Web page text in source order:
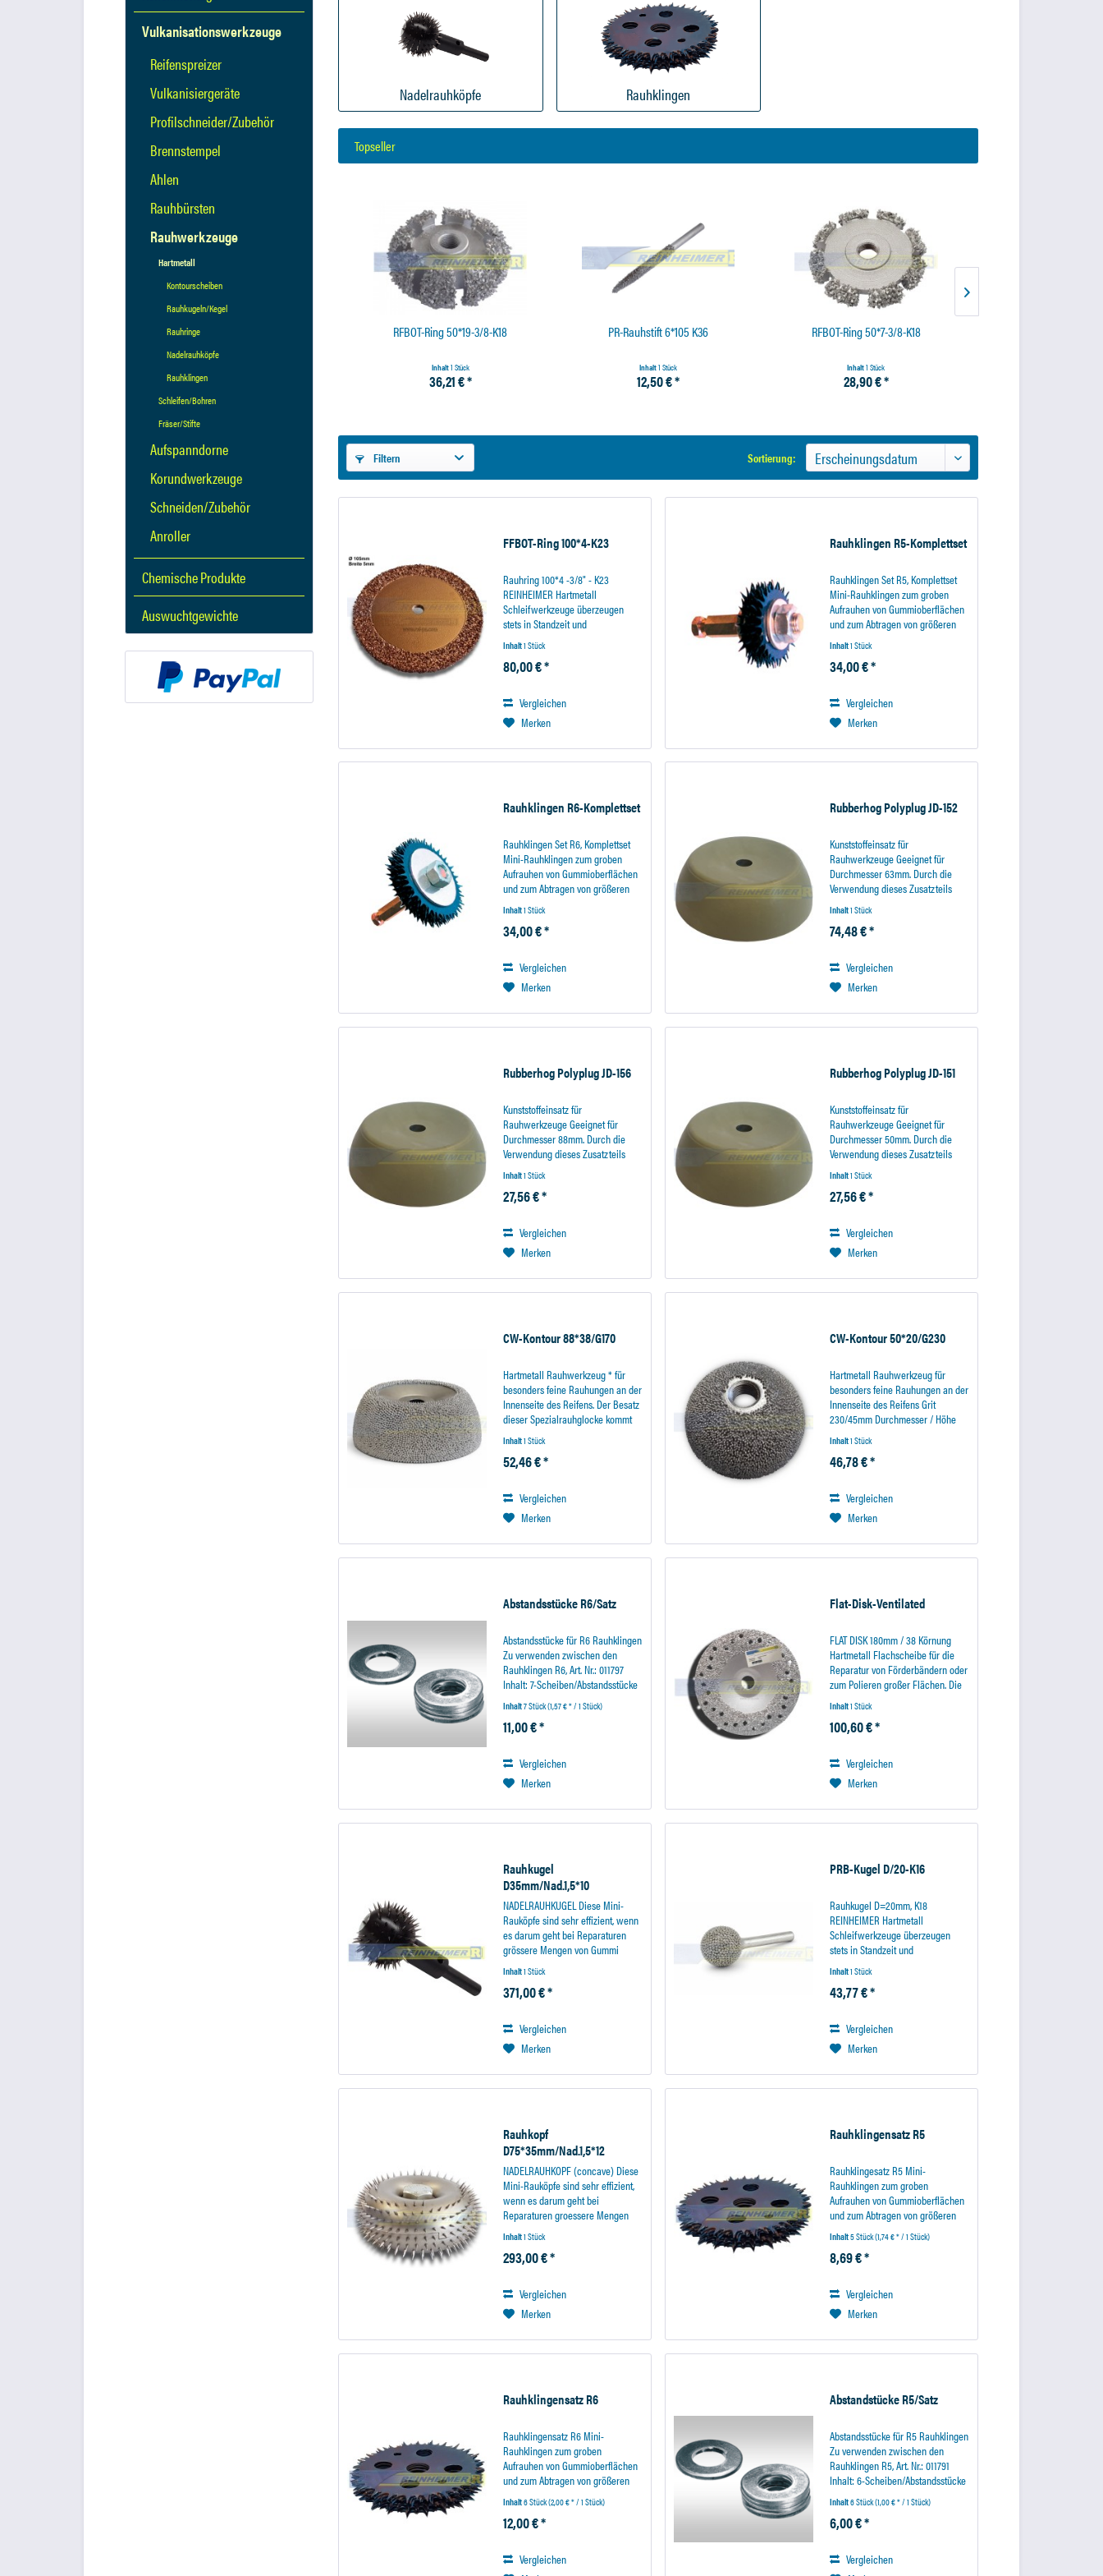
Vulkanisationswerkzeuge
Reifenspreizer
Vulkanisiergeräte
Profilschneider/Zubehör
Brennstempel
Ahlen
Rauhbürsten
Rauhwerkzeuge
Hartmetall
Kontourscheiben
Rauhkugeln/Kegel
Rauhringe
Nadelrauhköpfe
Rauhklingen
Schleifen/Bohren
Fräser/Stifte
Aufspanndorne
Korundwerkzeuge
Schneiden/Zubehör
Anroller
Chemische Produkte
Auswuchtgewichte
Nadelrauhköpfe Rauhklingen
Topseller
RFBOT-Ring 50*19-3/8-K18
Inhalt1 Stück
36,21 € *
PR-Rauhstift 6*105 K36
Inhalt1 Stück
12,50 € *
RFBOT-Ring 50*7-3/8-K18
Inhalt1 Stück
28,90 € *
Filtern Sortierung:
FFBOT-Ring 100*4-K23
Rauhring 100*4 -3/8" - K23
REINHEIMER Hartmetall
Schleifwerkzeuge überzeugen
stets in Standzeit und
im Werkzeuggrundkörper steigern
die Luftzirkulation und fördern die
Inhalt1 Stück
80,00 € *
Vergleichen
Merken
Rauhklingen R5-Komplettset
Rauhklingen Set R5, Komplettset
Mini-Rauhklingen zum groben
Aufrauhen von Gummioberflächen
und zum Abtragen von größeren
Schleifarbeiten, wenn eine feine
Rauhnabe gewünscht ist,
Inhalt1 Stück
34,00 € *
Vergleichen
Merken
Rauhklingen R6-Komplettset
Rauhklingen Set R6, Komplettset
Mini-Rauhklingen zum groben
Aufrauhen von Gummioberflächen
und zum Abtragen von größeren
Materialmengen. Für feinere
Schleifarbeiten, wenn eine feine
Rauhnabe gewünscht ist,
Inhalt1 Stück
34,00 € *
Vergleichen
Merken
Rubberhog Polyplug JD-152
Kunststoffeinsatz für
Rauhwerkzeuge Geeignet für
Durchmesser 63mm. Durch die
Verwendung dieses Zusatzteils
läßt sich das Rauhwerkzeug
besser führen und liegt ruhiger in
der Hand. Bei Verwendung des
mit...
Inhalt1 Stück
74,48 € *
Vergleichen
Merken
Rubberhog Polyplug JD-156
Kunststoffeinsatz für
Rauhwerkzeuge Geeignet für
Durchmesser 88mm. Durch die
Verwendung dieses Zusatzteils
läßt sich das Rauhwerkzeug
besser führen und liegt ruhiger in
der Hand. Bei Verwendung des
mit...
Inhalt1 Stück
27,56 € *
Vergleichen
Merken
Rubberhog Polyplug JD-151
Kunststoffeinsatz für
Rauhwerkzeuge Geeignet für
Durchmesser 50mm. Durch die
Verwendung dieses Zusatzteils
läßt sich das Rauhwerkzeug
besser führen und liegt ruhiger in
der Hand. Bei Verwendung des
mit...
Inhalt1 Stück
27,56 € *
Vergleichen
Merken
CW-Kontour 88*38/G170
Hartmetall Rauhwerkzeug * für
besonders feine Rauhungen an der
Innenseite des Reifens. Der Besatz
dieser Spezialrauhglocke kommt
durch die spezielle Tröpfchenform
einer feinen Rauhung, wie sie
sonst nur durch Rauhnadeln zu
Inhalt1 Stück
52,46 € *
Vergleichen
Merken
CW-Kontour 50*20/G230
Hartmetall Rauhwerkzeug für
besonders feine Rauhungen an der
Innenseite des Reifens Grit
230/45mm Durchmesser / Höhe
20mm
Inhalt1 Stück
46,78 € *
Vergleichen
Merken
Abstandsstücke R6/Satz
Abstandsstücke für R6 Rauhklingen
Zu verwenden zwischen den
Rauhklingen R6, Art. Nr.: 011797
Inhalt: 7-Scheiben/Abstandsstücke
Werkzeugaufnahme Sechskant.....:
010665 Werkzeugaufnahme
Rundschaft...: 015051
Inhalt7 Stück(1,57 € * / 1 Stück)
11,00 € *
Vergleichen
Merken
Flat-Disk-Ventilated
FLAT DISK 180mm / 38 Körnung
Hartmetall Flachscheibe für die
Reparatur von Förderbändern oder
zum Polieren großer Flächen. Die
Flachscheiben mit einem
Winkelschleifer verwendet
werden. Technische Daten:
Inhalt1 Stück
100,60 € *
Vergleichen
Merken
Rauhkugel
D35mm/Nad.1,5*10
NADELRAUHKUGEL Diese Mini-
Rauköpfe sind sehr effizient, wenn
es darum geht bei Reparaturen
grössere Mengen von Gummi
schnell abzutragen. Zum Beispiel
bei sehr grossen Reparaturstellen
(EM-Reifen) kann die Arbeitszeit
Inhalt1 Stück
371,00 € *
Vergleichen
Merken
PRB-Kugel D/20-K16
Rauhkugel D=20mm, K18
REINHEIMER Hartmetall
Schleifwerkzeuge überzeugen
stets in Standzeit und
Rauhergebnis. Hohe
Wirtschaftlichkeit und
professionelle Leistung.
D=20mm Schaft................: 6mm...
Inhalt1 Stück
43,77 € *
Vergleichen
Merken
Rauhkopf
D75*35mm/Nad.1,5*12
NADELRAUHKOPF (concave) Diese
Mini-Rauköpfe sind sehr effizient,
wenn es darum geht bei
Reparaturen groessere Mengen
Zum Beispiel bei sehr grossen
Reparaturstellen (EM-Reifen) kann
Inhalt1 Stück
293,00 € *
Vergleichen
Merken
Rauhklingensatz R5
Rauhklingesatz R5 Mini-
Rauhklingen zum groben
Aufrauhen von Gummioberflächen
und zum Abtragen von größeren
Schleifarbeiten, wenn eine feine
Rauhnabe gewünscht ist,
Hartmetallwerkzeuge. Um ein...
Inhalt5 Stück(1,74 € * / 1 Stück)
8,69 € *
Vergleichen
Merken
Rauhklingensatz R6
Rauhklingensatz R6 Mini-
Rauhklingen zum groben
Aufrauhen von Gummioberflächen
und zum Abtragen von größeren
Schleifarbeiten, wenn eine feine
Rauhnabe gewünscht ist,
Hartmetallwerkzeuge. Um ein...
Inhalt6 Stück(2,00 € * / 1 Stück)
12,00 € *
Vergleichen
Abstandstücke R5/Satz
Abstandsstücke für R5 Rauhklingen
Zu verwenden zwischen den
Rauhklingen R5, Art. Nr.: 011791
Inhalt: 6-Scheiben/Abstandsstücke
010665 Werkzeugaufnahme
Rundschaft...: 015051
Inhalt6 Stück(1,00 € * / 1 Stück)
6,00 € *
Vergleichen